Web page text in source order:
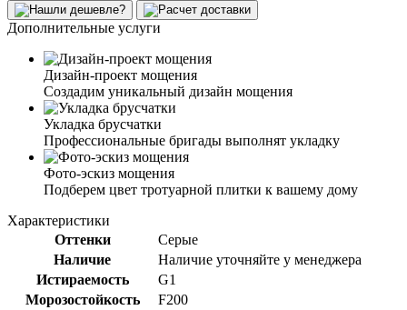
Дополнительные услуги
Дизайн-проект мощения
Создадим уникальный дизайн мощения
Укладка брусчатки
Профессиональные бригады выполнят укладку
Фото-эскиз мощения
Подберем цвет тротуарной плитки к вашему дому
Характеристики
Оттенки
Серые
Наличие
Наличие уточняйте у менеджера
Истираемость
G1
Морозостойкость
F200